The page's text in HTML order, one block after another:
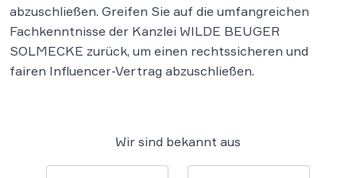
abzuschließen. Greifen Sie auf die umfangreichen
Fachkenntnisse der Kanzlei WILDE BEUGER
SOLMECKE zurück, um einen rechtssicheren und
fairen Influencer-Vertrag abzuschließen.
Wir sind bekannt aus